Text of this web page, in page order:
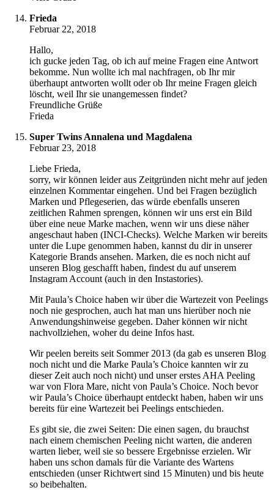
Frieda
Februar 22, 2018
Hallo,
ich gucke jeden Tag, ob ich auf meine Fragen eine Antwort
bekomme. Nun wollte ich mal nachfragen, ob Ihr mir
überhaupt antworten wollt oder ob Ihr meine Fragen gleich
löscht, weil Ihr sie unangemessen findet?
Freundliche Grüße
Frieda
Super Twins Annalena und Magdalena
Februar 23, 2018
Liebe Frieda,
sorry, wir können leider aus Zeitgründen nicht mehr auf jeden
einzelnen Kommentar eingehen. Und bei Fragen bezüglich
Marken und Pflegeserien, das würde ebenfalls unseren
zeitlichen Rahmen sprengen, können wir uns erst ein Bild
über eine neue Marke machen, wenn wir uns diese näher
angeschaut haben (INCI-Checks). Welche Marken wir bereits
unter die Lupe genommen haben, kannst du dir in unserer
Kategorie Brands ansehen. Marken, die es noch nicht auf
unseren Blog geschafft haben, findest du auf unserem
Instagram Account (auch in den Instastories).
Mit Paula’s Choice haben wir über die Wartezeit von Peelings
noch nie gesprochen, auch hat man uns hierüber noch nie
Anwendungshinweise gegeben. Daher können wir nicht
nachvollziehen, woher du deine Infos hast.
Wir peelen bereits seit Sommer 2013 (da gab es unseren Blog
noch nicht und die Marke Paula’s Choice kannten wir zu
dieser Zeit auch noch nicht) und unser erstes AHA Peeling
war von Flora Mare, nicht von Paula’s Choice. Noch bevor
wir Paula’s Choice überhaupt entdeckt haben, haben wir uns
bereits für eine Wartezeit bei Peelings entschieden.
Es gibt sie, die zwei Seiten: Die einen sagen, du brauchst
nach einem chemischen Peeling nicht warten, die anderen
warten lieber, weil sie so bessere Ergebnisse erzielen. Wir
haben uns schon damals für die Variante des Wartens
entschieden (unser Richtwert sind 15 Minuten) und bis heute
so beibehalten.